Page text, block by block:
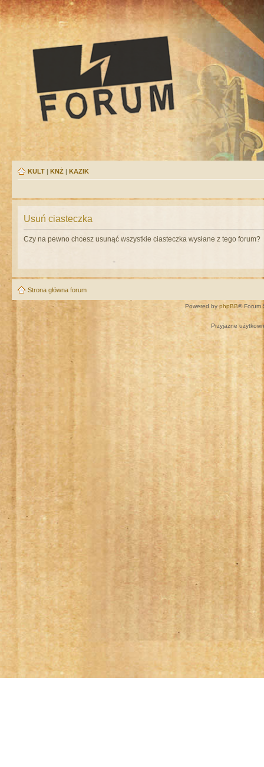
KULT | KNŻ | KAZIK
Usuń ciasteczka
Czy na pewno chcesz usunąć wszystkie ciasteczka wysłane z tego forum?
Strona główna forum
Powered by phpBB® Forum
Przyjazne